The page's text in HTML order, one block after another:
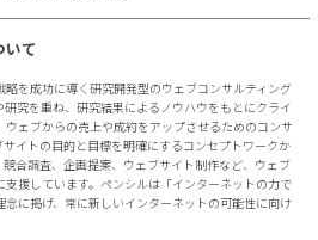
て
を成功に導く研究開発型のウェブコンサルティング
究を重ね、研究結果によるノウハウをもとにクライ
ェブからの売上や成約をアップさせるためのコンサ
イトの目的と目標を明確にするコンセプトワークか
合調査、企画提案、ウェブサイト制作など、ウェブ
援しています。ペンシルは「インターネットの力で
に掲げ、常に新しいインターネットの可能性に向け